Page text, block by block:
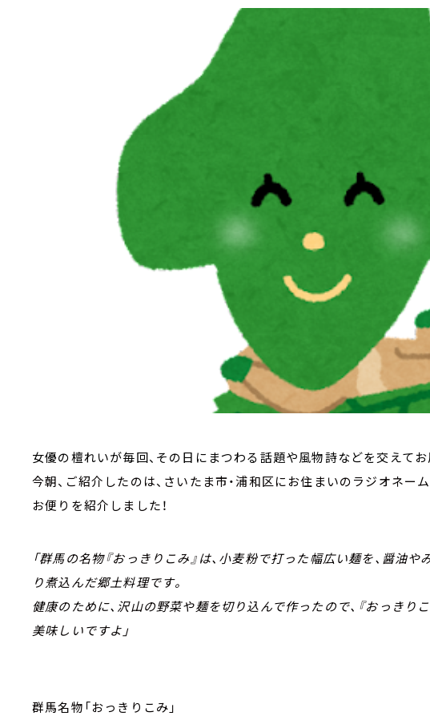
女優の檀れいが毎回、その日にまつわる話題や風物詩などを交えてお
今朝、ご紹介したのは、さいたま市・浦和区にお住まいのラジオネー
お便りを紹介しました！
「群馬の名物『おっきりこみ』は、小麦粉で打った幅広い麺を、醤油
り煮込んだ郷土料理です。
健康のために、沢山の野菜や麺を切り込んで作ったので、『おっきり
美味しいですよ」
群馬名物「おっきりこみ」